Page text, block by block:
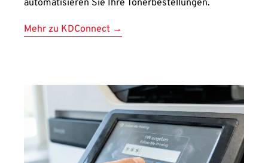
automatisieren Sie Ihre Tonerbestellungen.
Mehr zu KDConnect →